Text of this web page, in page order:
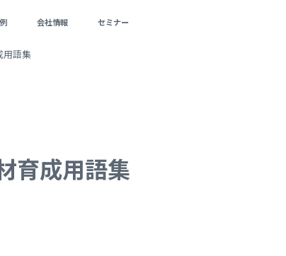
会社情報 セミナー
用語集
育成用語集